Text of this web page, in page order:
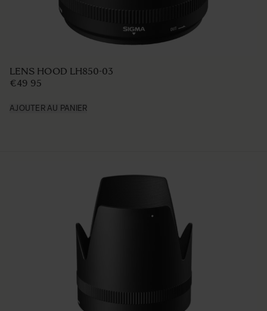
LENS HOOD LH850-03
€49 95
AJOUTER AU PANIER